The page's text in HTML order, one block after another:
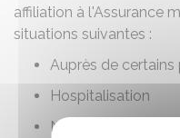
affiliation à l'Assurance
situations suivantes :
Auprès de
Hospitalisation
Nouvelle